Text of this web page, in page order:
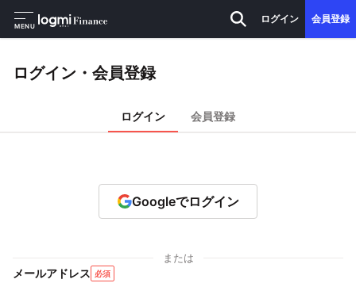
MENU
ログイン 会員登録
ログイン・会員登録
ログイン 会員登録
Googleでログイン
または
メールアドレス 必須